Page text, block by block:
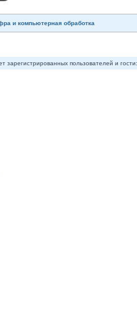
и компьютерная обработка
зарегистрированных пользователей и